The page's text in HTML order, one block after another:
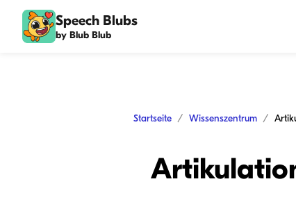
Speech Blubs
by Blub Blub
Startseite Wissenszentrum